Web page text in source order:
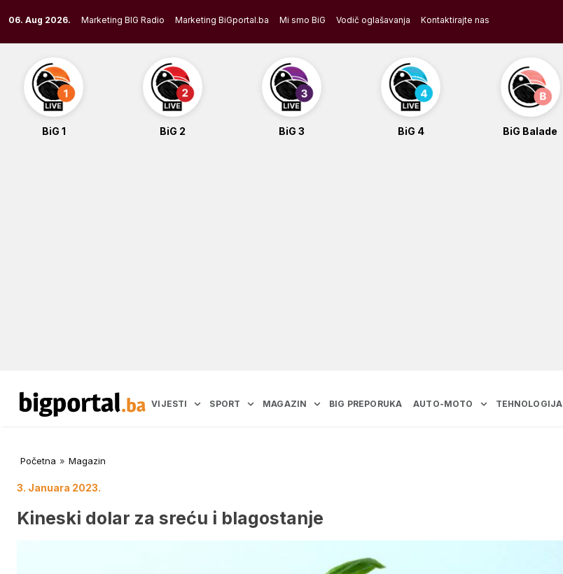
to
content
06. Aug 2026. Marketing BIG Radio Marketing BiGportal.ba Mi smo BiG Vodič oglašavanja Kontaktirajte nas
BiG 1 BiG 2 BiG 3 BiG 4 BiG Balade
VIJESTI SPORT MAGAZIN BIG PREPORUKA AUTO-MOTO TEHNOLOGIJA
Početna » Magazin
3. Januara 2023.
Kineski dolar za sreću i blagostanje